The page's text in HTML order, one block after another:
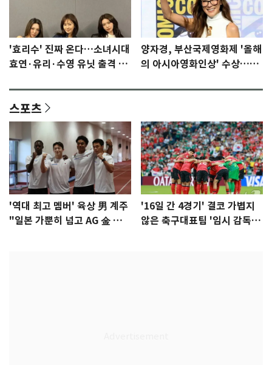
'효리수' 진짜 온다…소녀시대
효연·유리·수영 유닛 출격 [N
양자경, 부산국제영화제 '올해
의 아시아영화인상' 수상…15
스포츠
'역대 최고 멤버' 육상 男 계주
"일본 가뿐히 넘고 AG 金 따겠
'16일 간 4경기' 결코 가볍지
않은 축구대표팀 '임시 감독'